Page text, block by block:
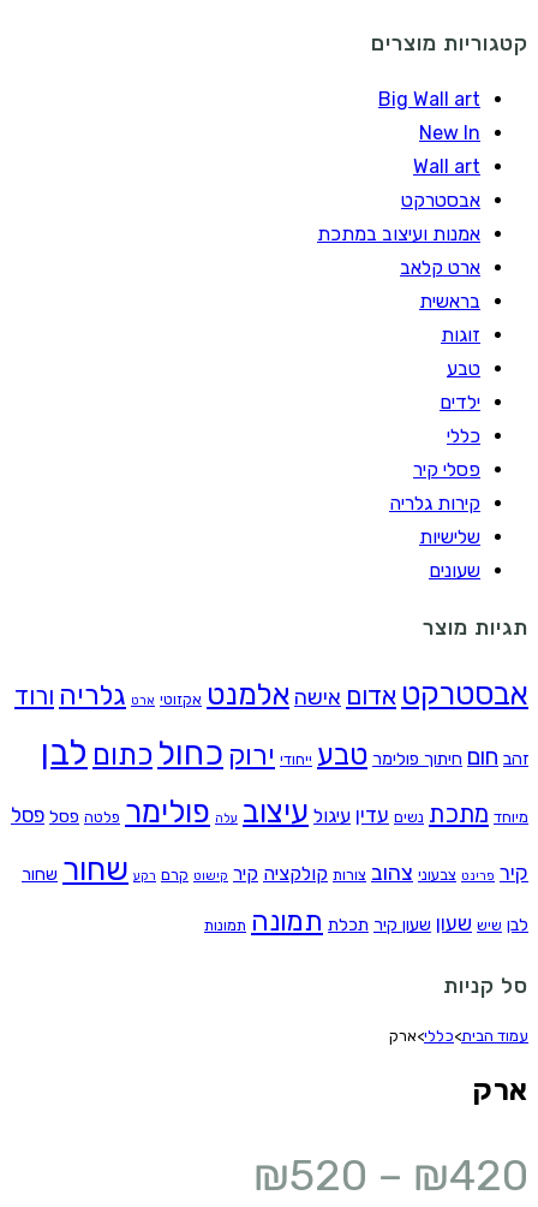
קטגוריות מוצרים
Big Wall art
New In
Wall art
אבסטרקט
אמנות ועיצוב במתכת
ארט קלאב
בראשית
זוגות
טבע
ילדים
כללי
פסלי קיר
קירות גלריה
שלישיות
שעונים
תגיות מוצר
אבסטרקט אדום אישה אלמנט אקזוטי ארט גלריה ורוד
זהב חום חיתוך פולימר טבע ייחודי ירוק כחול כתום לבן
מיוחד מתכת נשים עדין עיגול עיצוב עלה פולימר פלטה פסל פסל
קיר פרינט צבעוני צהוב צורות קולקציה קיר קישוט קרם רקע שחור שחור
לבן שיש שעון שעון קיר תכלת תמונה תמונות
סל קניות
עמוד הבית>כללי>ארק
ארק
₪420
–
₪520